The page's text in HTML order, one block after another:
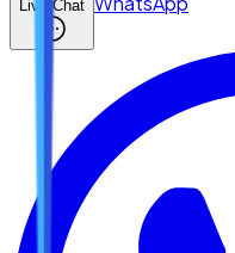
Live Chat